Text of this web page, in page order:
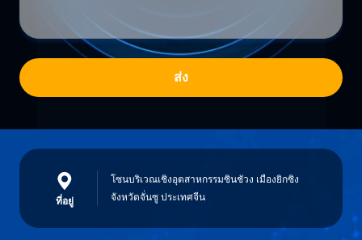
ส่ง
ที่อยู่
โซนบริเวณเชิงอุตสาหกรรมซินชัวง เมืองยิกซิง
จังหวัดจั่นซู ประเทศจีน